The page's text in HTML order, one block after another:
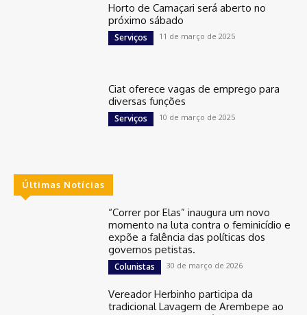
Horto de Camaçari será aberto no
próximo sábado
Serviços 11 de março de 2025
Ciat oferece vagas de emprego para
diversas funções
Serviços 10 de março de 2025
Últimas Notícias
“Correr por Elas” inaugura um novo
momento na luta contra o feminicídio e
expõe a falência das políticas dos
governos petistas.
Colunistas 30 de março de 2026
Vereador Herbinho participa da
tradicional Lavagem de Arembepe ao